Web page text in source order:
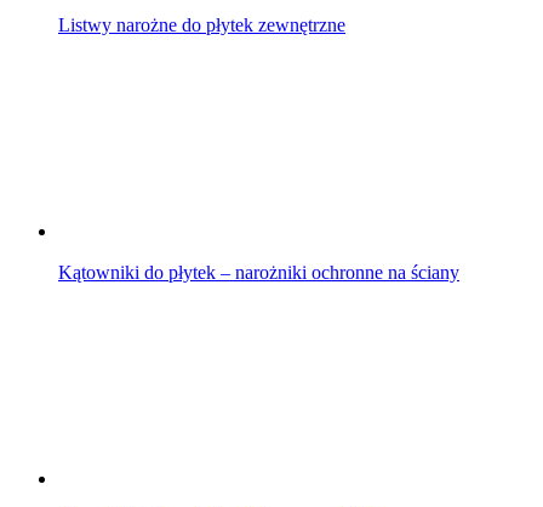
Listwy narożne do płytek zewnętrzne
Kątowniki do płytek – narożniki ochronne na ściany